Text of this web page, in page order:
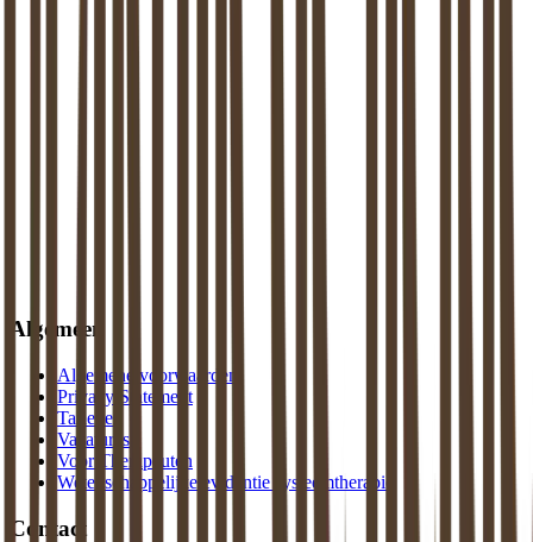
Algemeen
Algemene voorwaarden
Privacy Statement
Tarieven
Vacatures
Voor Therapeuten
Wetenschappelijke evidentie systeemtherapie
Contact